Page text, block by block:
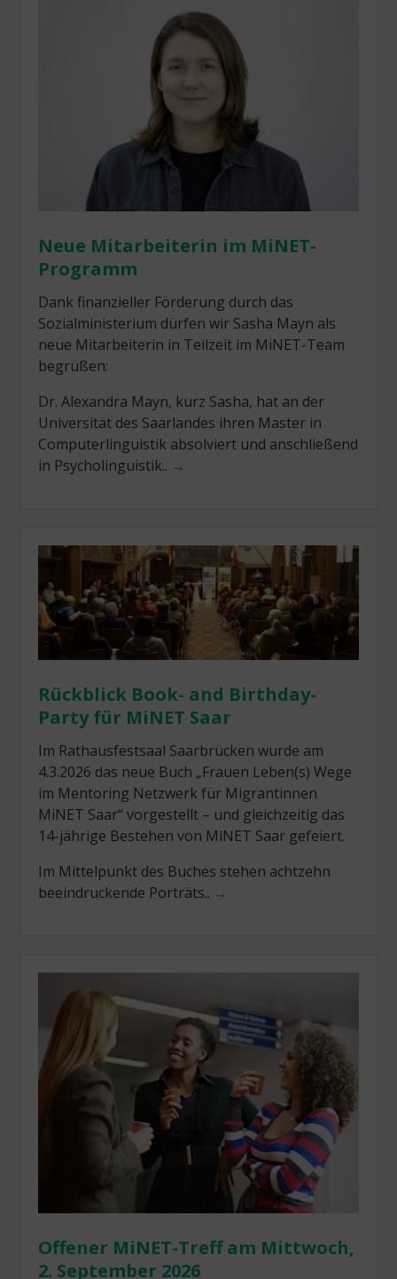
Neue Mitarbeiterin im MiNET-
Programm
Dank finanzieller Förderung durch das
Sozialministerium dürfen wir Sasha Mayn als
neue Mitarbeiterin in Teilzeit im MiNET-Team
begrüßen:
Dr. Alexandra Mayn, kurz Sasha, hat an der
Universität des Saarlandes ihren Master in
Computerlinguistik absolviert und anschließend
in Psycholinguistik.. →
Rückblick Book- and Birthday-
Party für MiNET Saar
Im Rathausfestsaal Saarbrücken wurde am
4.3.2026 das neue Buch „Frauen Leben(s) Wege
im Mentoring Netzwerk für Migrantinnen
MiNET Saar“ vorgestellt – und gleichzeitig das
14-jährige Bestehen von MiNET Saar gefeiert.
Im Mittelpunkt des Buches stehen achtzehn
beeindruckende Porträts.. →
Offener MiNET-Treff am Mittwoch,
2. September 2026